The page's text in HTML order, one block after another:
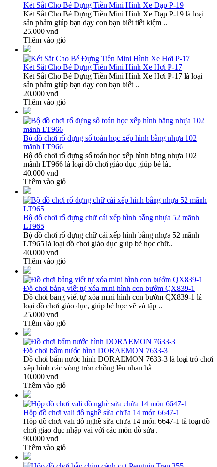
Két Sắt Cho Bé Đựng Tiền Mini Hình Xe Đạp P-19
Két Sắt Cho Bé Đựng Tiền Mini Hình Xe Đạp P-19 là loại
sản phảm giúp bạn dạy con bạn biết tiết kiệm ..
25.000 vnđ
Thêm vào giỏ
Két Sắt Cho Bé Đựng Tiền Mini Hình Xe Hơi P-17
Két Sắt Cho Bé Đựng Tiền Mini Hình Xe Hơi P-17 là loại
sản phảm giúp bạn dạy con bạn biết ..
20.000 vnđ
Thêm vào giỏ
Bộ đồ chơi rổ đựng số toán học xếp hình bằng nhựa 102
mãnh LT966
Bộ đồ chơi rổ đựng số toán học xếp hình bằng nhựa 102
mãnh LT966 là loại đồ chơi giáo dục giúp bé là..
40.000 vnđ
Thêm vào giỏ
Bộ đồ chơi rổ đựng chữ cái xếp hình bằng nhựa 52 mãnh
LT965
Bộ đồ chơi rổ đựng chữ cái xếp hình bằng nhựa 52 mãnh
LT965 là loại đồ chơi giáo dục giúp bé học chữ..
40.000 vnđ
Thêm vào giỏ
Đồ chơi bảng viết tự xóa mini hình con bướm QX839-1
Đồ chơi bảng viết tự xóa mini hình con bướm QX839-1 là
loại đồ chơi giáo dục, giúp bé học vẽ và tập ..
25.000 vnđ
Thêm vào giỏ
Đồ chơi bấm nước hình DORAEMON 7633-3
Đồ chơi bấm nước hình DORAEMON 7633-3 là loại trò chơi
xêp hình các vòng tròn chồng lên nhau bằ..
10.000 vnđ
Thêm vào giỏ
Hộp đồ chơi vali đồ nghề sửa chữa 14 món 6647-1
Hộp đồ chơi vali đồ nghề sửa chữa 14 món 6647-1 là loại đồ
chơi giáo dục nhập vai với các món đồ sửa..
90.000 vnđ
Thêm vào giỏ